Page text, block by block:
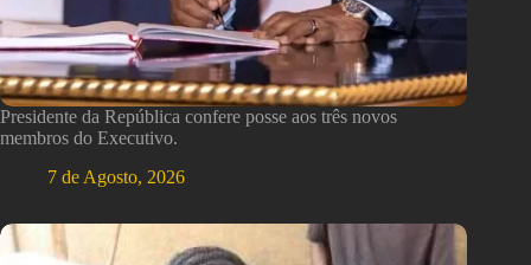
Presidente da República confere posse aos três novos
membros do Executivo.
7 de Agosto, 2026